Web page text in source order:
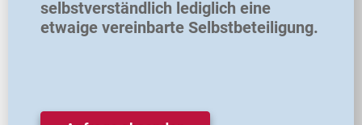
selbstverständlich lediglich eine
etwaige vereinbarte Selbstbeteiligung.